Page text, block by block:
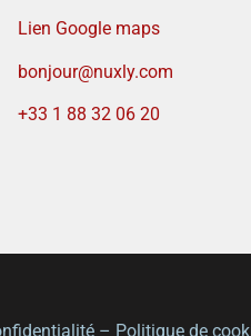
Lien Google maps
bonjour@nuxly.com
+33 1 88 32 06 20
– Politique de